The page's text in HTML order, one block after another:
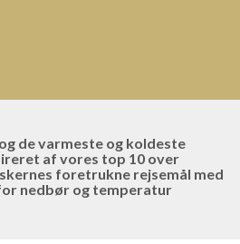
de varmeste og koldeste
af vores top 10 over
foretrukne rejsemål med
nedbør og temperatur